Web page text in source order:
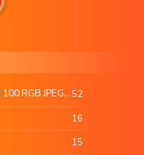
Giyim | Alışveriş | Hediyelik Eşya | 100 RGB JPEG Images | 5920x4420 Pixels | 501 MB52
16
15